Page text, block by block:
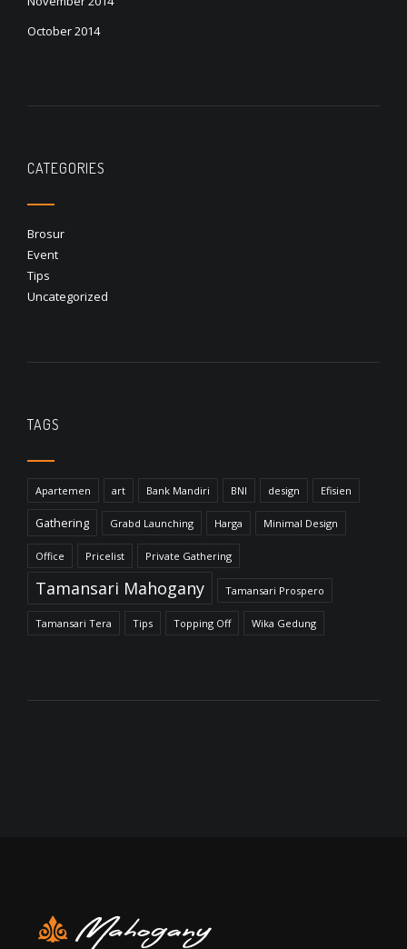
October 2014
CATEGORIES
Brosur
Event
Tips
Uncategorized
TAGS
Apartemen art Bank Mandiri BNI design Efisien
Gathering Grabd Launching Harga Minimal Design
Office Pricelist Private Gathering
Tamansari Mahogany Tamansari Prospero
Tamansari Tera Tips Topping Off Wika Gedung